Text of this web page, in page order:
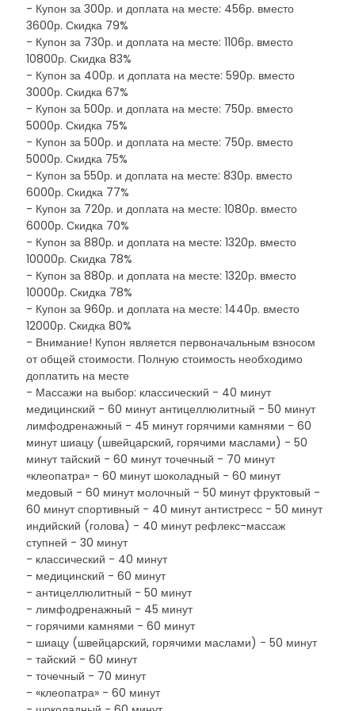
- Купон за 300р. и доплата на месте: 456р. вместо
3600р. Скидка 79%
- Купон за 730р. и доплата на месте: 1106р. вместо
10800р. Скидка 83%
- Купон за 400р. и доплата на месте: 590р. вместо
3000р. Скидка 67%
- Купон за 500р. и доплата на месте: 750р. вместо
5000р. Скидка 75%
- Купон за 500р. и доплата на месте: 750р. вместо
5000р. Скидка 75%
- Купон за 550р. и доплата на месте: 830р. вместо
6000р. Скидка 77%
- Купон за 720р. и доплата на месте: 1080р. вместо
6000р. Скидка 70%
- Купон за 880р. и доплата на месте: 1320р. вместо
10000р. Скидка 78%
- Купон за 880р. и доплата на месте: 1320р. вместо
10000р. Скидка 78%
- Купон за 960р. и доплата на месте: 1440р. вместо
12000р. Скидка 80%
- Внимание! Купон является первоначальным взносом
от общей стоимости. Полную стоимость необходимо
доплатить на месте
- Массажи на выбор: классический - 40 минут
медицинский - 60 минут антицеллюлитный - 50 минут
лимфодренажный - 45 минут горячими камнями - 60
минут шиацу (швейцарский, горячими маслами) - 50
минут тайский - 60 минут точечный - 70 минут
«клеопатра» - 60 минут шоколадный - 60 минут
медовый - 60 минут молочный - 50 минут фруктовый -
60 минут спортивный - 40 минут антистресс - 50 минут
индийский (голова) - 40 минут рефлекс-массаж
ступней - 30 минут
- классический - 40 минут
- медицинский - 60 минут
- антицеллюлитный - 50 минут
- лимфодренажный - 45 минут
- горячими камнями - 60 минут
- шиацу (швейцарский, горячими маслами) - 50 минут
- тайский - 60 минут
- точечный - 70 минут
- «клеопатра» - 60 минут